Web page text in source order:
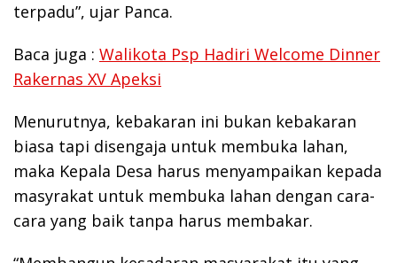
terpadu”, ujar Panca.
Baca juga : Walikota Psp Hadiri Welcome Dinner
Rakernas XV Apeksi
Menurutnya, kebakaran ini bukan kebakaran
biasa tapi disengaja untuk membuka lahan,
maka Kepala Desa harus menyampaikan kepada
masyrakat untuk membuka lahan dengan cara-
cara yang baik tanpa harus membakar.